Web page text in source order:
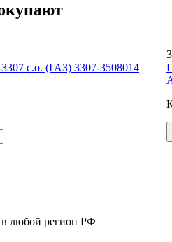
с.о. (ГАЗ) 3307-3508014
в любой регион РФ